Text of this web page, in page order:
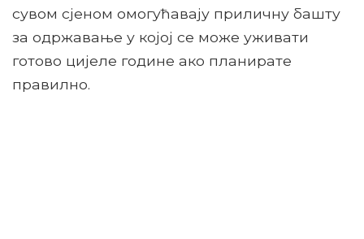
сувом сјеном омогућавају приличну башту
за одржавање у којој се може уживати
готово цијеле године ако планирате
правилно.